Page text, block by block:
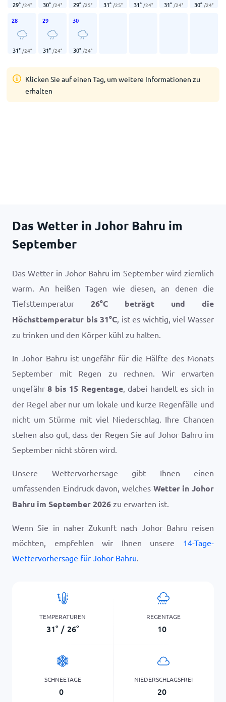
29° /24° 30° /24° 29° /25° 31° /25° 31° /24° 31° /24° 30° /24°
28
31° /24°
29
31° /24°
30
30° /24°
Klicken Sie auf einen Tag, um weitere Informationen zu
erhalten
Das Wetter in Johor Bahru im
September
Das Wetter in Johor Bahru im September wird ziemlich
warm. An heißen Tagen wie diesen, an denen die
Tiefsttemperatur 26°C beträgt und die
Höchsttemperatur bis31°C, ist es wichtig, viel Wasser
zu trinken und den Körper kühl zu halten.
In Johor Bahru ist ungefähr für die Hälfte des Monats
September mit Regen zu rechnen. Wir erwarten
ungefähr8 bis 15 Regentage, dabei handelt es sich in
der Regel aber nur um lokale und kurze Regenfälle und
nicht um Stürme mit viel Niederschlag. Ihre Chancen
stehen also gut, dass der Regen Sie auf Johor Bahru im
September nicht stören wird.
Unsere Wettervorhersage gibt Ihnen einen
umfassenden Eindruck davon, welches Wetter in Johor
Bahru im September 2026 zu erwarten ist.
Wenn Sie in naher Zukunft nach Johor Bahru reisen
möchten, empfehlen wir Ihnen unsere 14-Tage-
Wettervorhersage für Johor Bahru.
TEMPERATUREN
31° / 26°
REGENTAGE
10
SCHNEETAGE
0
NIEDERSCHLAGSFREI
20